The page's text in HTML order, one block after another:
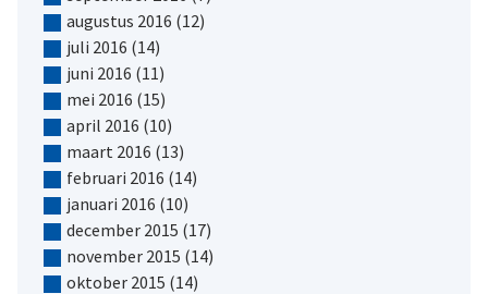
augustus 2016 (12)
juli 2016 (14)
juni 2016 (11)
mei 2016 (15)
april 2016 (10)
maart 2016 (13)
februari 2016 (14)
januari 2016 (10)
december 2015 (17)
november 2015 (14)
oktober 2015 (14)